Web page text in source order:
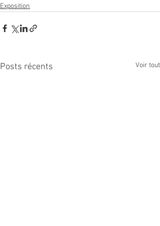
Exposition
Posts récents Voir tout